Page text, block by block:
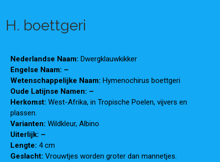
H. boettgeri
Nederlandse Naam:Dwergklauwkikker
Engelse Naam: –
Wetenschappelijke Naam:Hymenochirus boettgeri
Oude Latijnse Namen: –
Herkomst:West-Afrika, in Tropische Poelen, vijvers en
plassen.
Varianten:Wildkleur, Albino
Uiterlijk: –
Lengte:4 cm
Geslacht:Vrouwtjes worden groter dan mannetjes.